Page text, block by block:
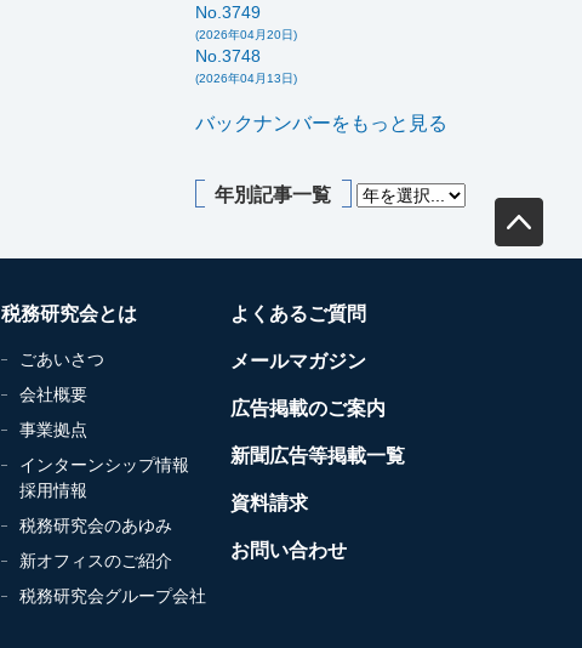
No.3749
(2026年04月20日)
No.3748
(2026年04月13日)
バックナンバーをもっと見る
年別記事一覧
税務研究会とは
ごあいさつ
会社概要
事業拠点
インターンシップ情報
採用情報
税務研究会のあゆみ
新オフィスのご紹介
税務研究会グループ会社
よくあるご質問
メールマガジン
広告掲載のご案内
新聞広告等掲載一覧
資料請求
お問い合わせ